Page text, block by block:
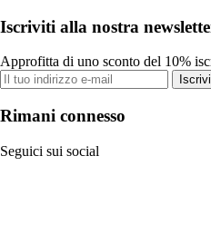
Iscriviti alla nostra
Approfitta di uno sconto del 10%
Rimani connesso
Seguici sui social